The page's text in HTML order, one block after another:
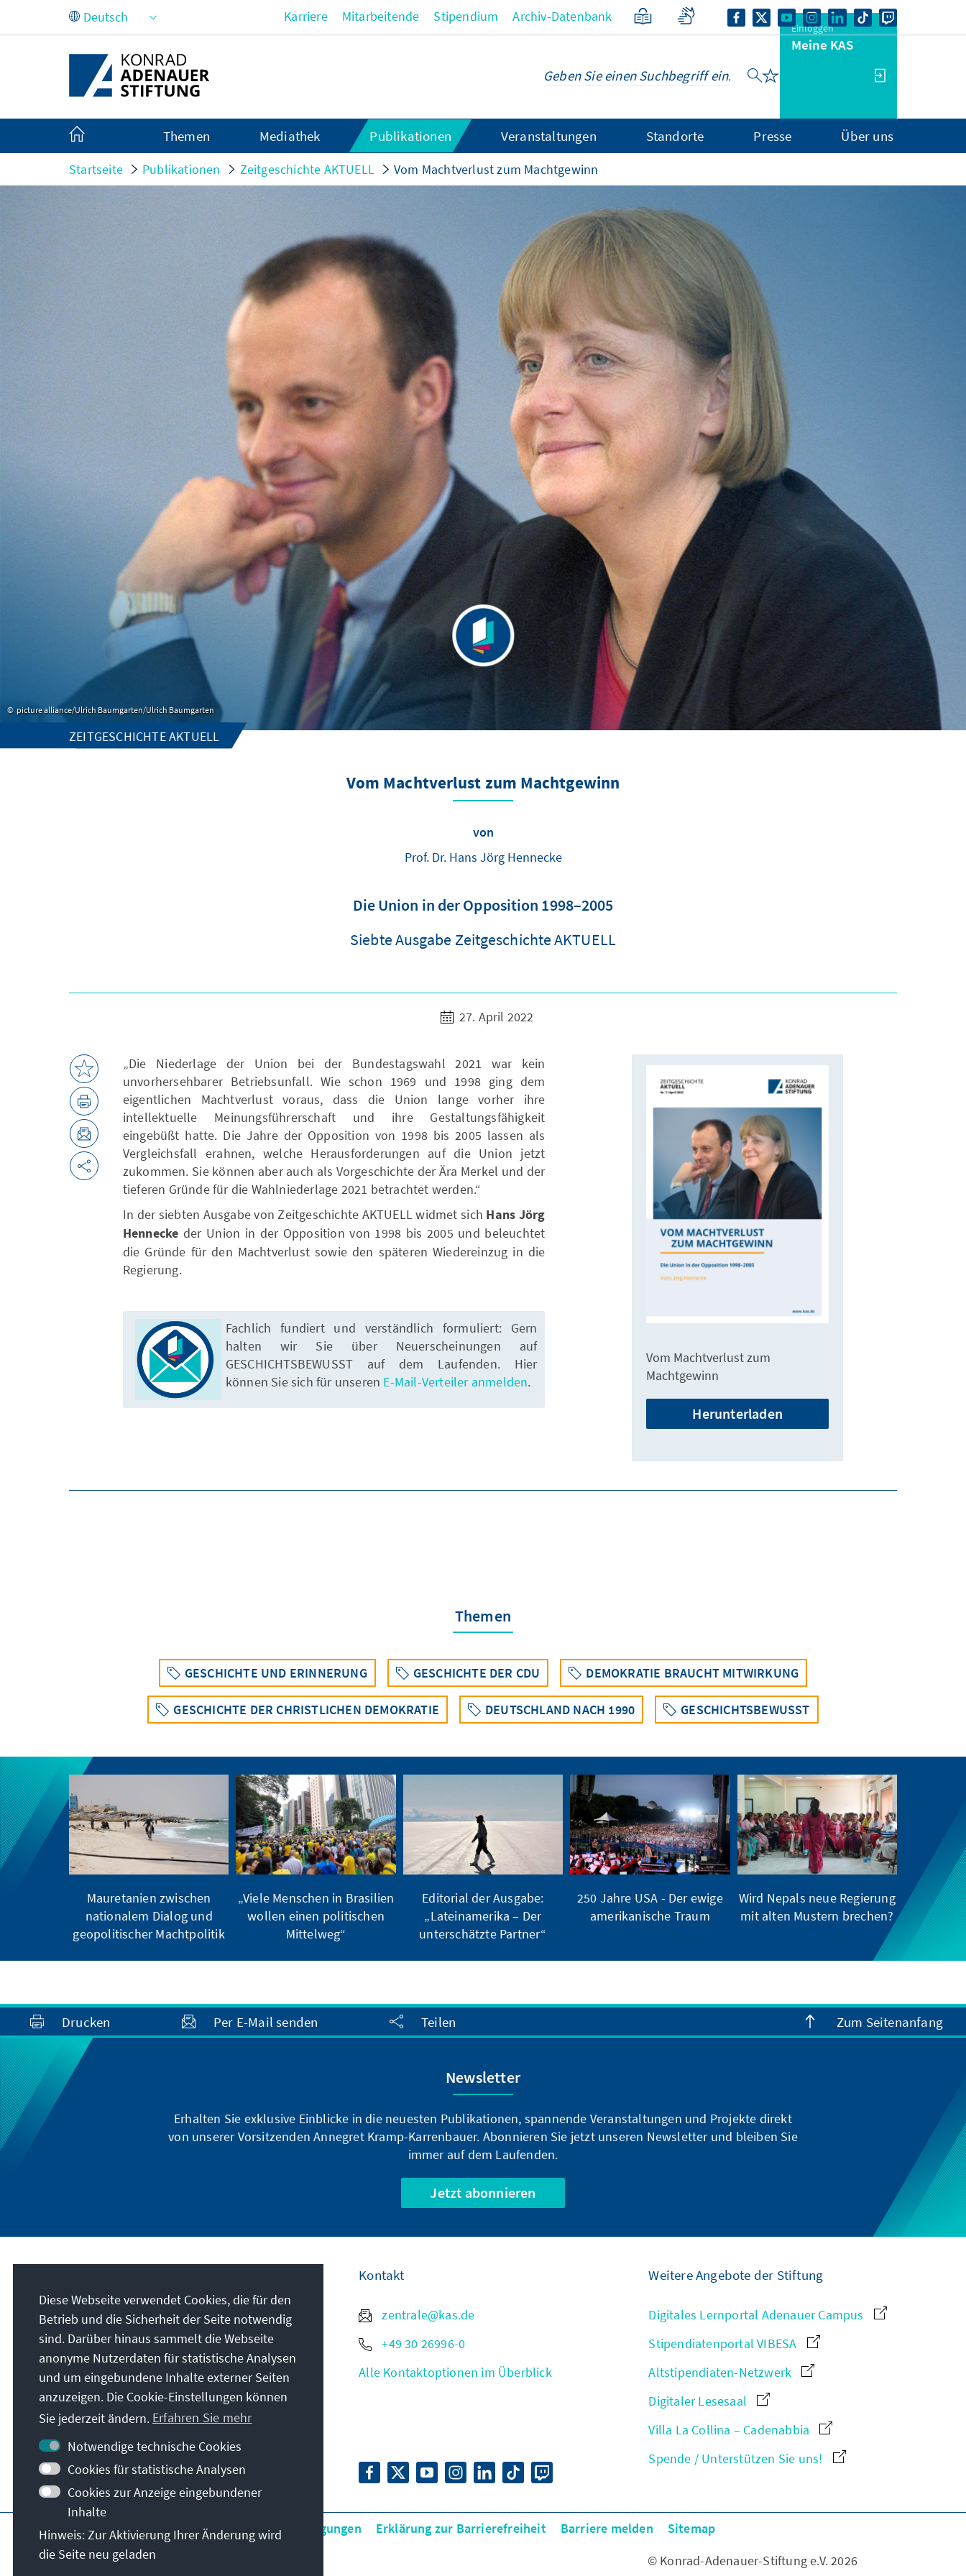
Zum Hauptinhalt springen Karriere Mitarbeitende Stipendium Archiv-Datenbank
Einloggen
Meine KAS
Themen Mediathek Publikationen Veranstaltungen Standorte Presse Über uns
Startseite Publikationen Zeitgeschichte AKTUELL Vom Machtverlust zum Machtgewinn
picture alliance/Ulrich Baumgarten/Ulrich Baumgarten
ZEITGESCHICHTE AKTUELL
Vom Machtverlust zum Machtgewinn
von
Prof. Dr. Hans Jörg Hennecke
Die Union in der Opposition 1998–2005
Siebte Ausgabe Zeitgeschichte AKTUELL
27. April 2022
„Die Niederlage der Union bei der Bundestagswahl 2021 war kein
unvorhersehbarer Betriebsunfall. Wie schon 1969 und 1998 ging dem
eigentlichen Machtverlust voraus, dass die Union lange vorher ihre
intellektuelle Meinungsführerschaft und ihre Gestaltungsfähigkeit
eingebüßt hatte. Die Jahre der Opposition von 1998 bis 2005 lassen als
Vergleichsfall erahnen, welche Herausforderungen auf die Union jetzt
zukommen. Sie können aber auch als Vorgeschichte der Ära Merkel und der
tieferen Gründe für die Wahlniederlage 2021 betrachtet werden.“
In der siebten Ausgabe von Zeitgeschichte AKTUELL widmet sich Hans Jörg
Hennecke der Union in der Opposition von 1998 bis 2005 und beleuchtet
die Gründe für den Machtverlust sowie den späteren Wiedereinzug in die
Regierung.
Fachlich fundiert und verständlich formuliert: Gern
halten wir Sie über Neuerscheinungen auf
GESCHICHTSBEWUSST auf dem Laufenden. Hier
können Sie sich für unseren E-Mail-Verteiler anmelden.
Vom Machtverlust zum
Machtgewinn
Herunterladen
Themen
GESCHICHTE UND ERINNERUNG GESCHICHTE DER CDU DEMOKRATIE BRAUCHT MITWIRKUNG
GESCHICHTE DER CHRISTLICHEN DEMOKRATIE DEUTSCHLAND NACH 1990 GESCHICHTSBEWUSST
Mauretanien zwischen
nationalem Dialog und
geopolitischer Machtpolitik
„Viele Menschen in Brasilien
wollen einen politischen
Mittelweg“
Editorial der Ausgabe:
„Lateinamerika – Der
unterschätzte Partner“
250 Jahre USA - Der ewige
amerikanische Traum
Wird Nepals neue Regierung
mit alten Mustern brechen?
Drucken Per E-Mail senden Teilen Zum Seitenanfang
Newsletter
Erhalten Sie exklusive Einblicke in die neuesten Publikationen, spannende Veranstaltungen und Projekte direkt
von unserer Vorsitzenden Annegret Kramp-Karrenbauer. Abonnieren Sie jetzt unseren Newsletter und bleiben Sie
immer auf dem Laufenden.
Jetzt abonnieren
Die Konrad-Adenauer-Stiftung setzt sich
national und international durch politische
Bildung für Frieden, Freiheit und
Gerechtigkeit ein. Wir fördern und bewahren
freiheitliche Demokratie, die Soziale
Marktwirtschaft und die Entwicklung und
Festigung des Wertekonsenses.
Unser Auftrag
Kontakt
zentrale@kas.de
+49 30 26996-0
Alle Kontaktoptionen im Überblick
Weitere Angebote der Stiftung
Digitales Lernportal Adenauer Campus
Stipendiatenportal VIBESA
Altstipendiaten-Netzwerk
Digitaler Lesesaal
Villa La Collina – Cadenabbia
Spende / Unterstützen Sie uns!
Impressum Datenschutz Nutzungsbedingungen Erklärung zur Barrierefreiheit Barriere melden
Sitemap
© Konrad-Adenauer-Stiftung e.V. 2026
Diese Webseite verwendet Cookies, die für den
Betrieb und die Sicherheit der Seite notwendig
sind. Darüber hinaus sammelt die Webseite
anonyme Nutzerdaten für statistische Analysen
und um eingebundene Inhalte externer Seiten
anzuzeigen. Die Cookie-Einstellungen können
Sie jederzeit ändern. Erfahren Sie mehr
Notwendige technische Cookies
Cookies für statistische Analysen
Cookies zur Anzeige eingebundener
Inhalte
Hinweis: Zur Aktivierung Ihrer Änderung wird
die Seite neu geladen